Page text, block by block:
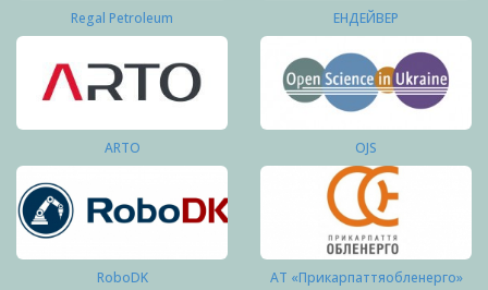
Regal Petroleum ЕНДЕЙВЕР
ARTO OJS
RoboDK АТ «Прикарпаттяобленерго»